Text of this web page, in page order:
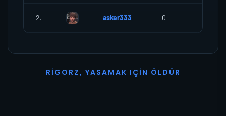
2. asker333 0
R I G O R Z, YASAMAK I ÇI N Ö L D Ü R